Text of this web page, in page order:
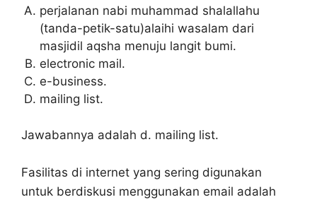
perjalanan nabi muhammad shalallahu
(tanda-petik-satu)alaihi wasalam dari
masjidil aqsha menuju langit bumi.
electronic mail.
e-business.
mailing list.
Jawabannya adalah d. mailing list.
Fasilitas di internet yang sering digunakan
untuk berdiskusi menggunakan email adalah